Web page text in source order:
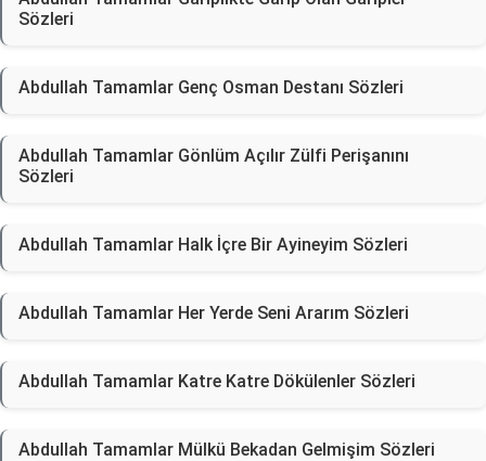
Sözleri
Abdullah Tamamlar Genç Osman Destanı Sözleri
Abdullah Tamamlar Gönlüm Açılır Zülfi Perişanını
Sözleri
Abdullah Tamamlar Halk İçre Bir Ayineyim Sözleri
Abdullah Tamamlar Her Yerde Seni Ararım Sözleri
Abdullah Tamamlar Katre Katre Dökülenler Sözleri
Abdullah Tamamlar Mülkü Bekadan Gelmişim Sözleri